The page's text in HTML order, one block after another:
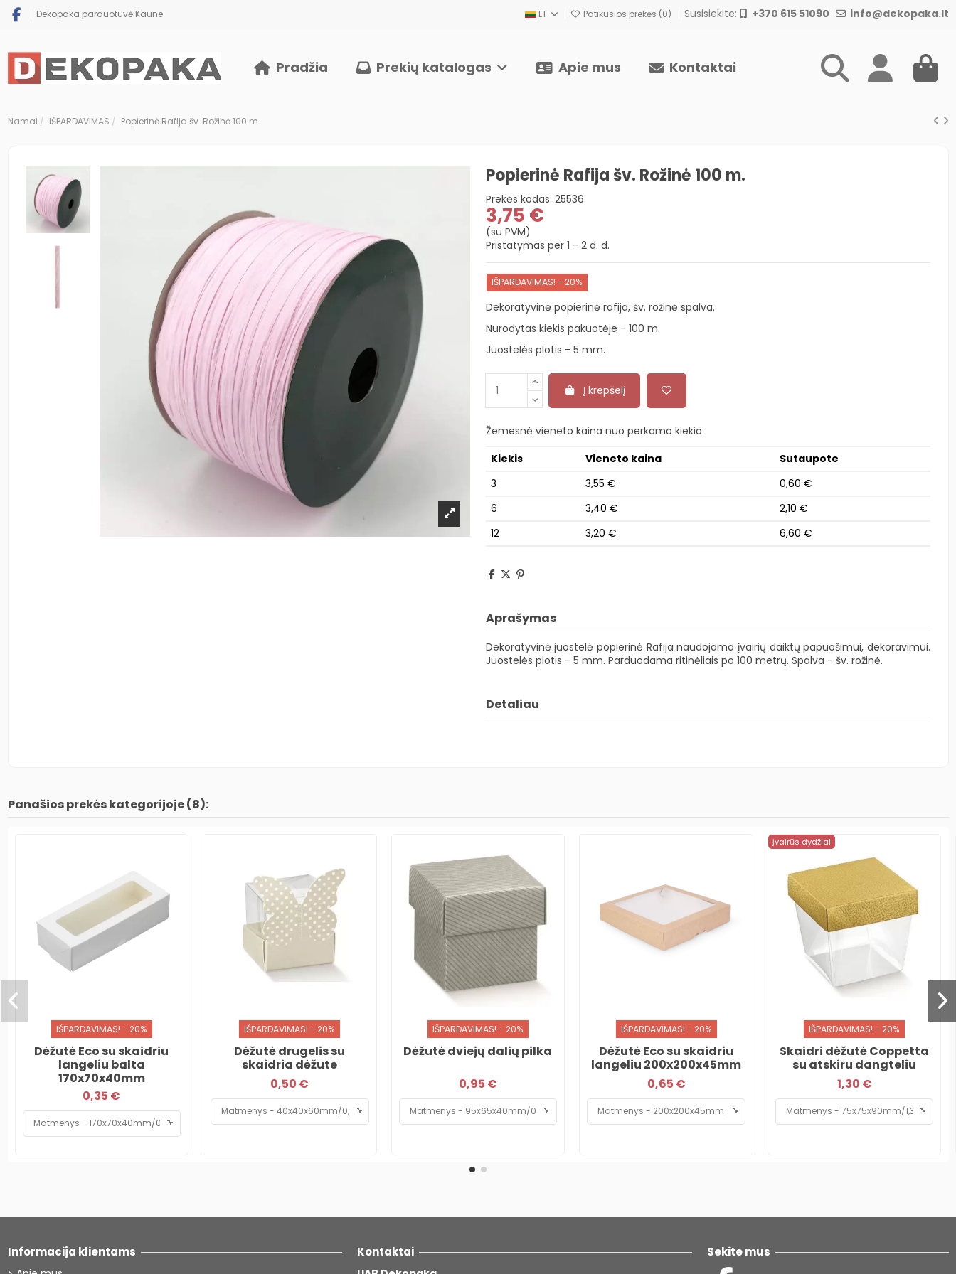
Dekopaka parduotuvė Kaune LT Patikusios prekės (0) Susisiekite: +370 615 51090 info@dekopaka.lt
Pradžia Prekių katalogas Apie mus Kontaktai
Namai IŠPARDAVIMAS Popierinė Rafija šv. Rožinė 100 m.
Popierinė Rafija šv. Rožinė 100 m.
Prekės kodas: 25536
3,75 €
(su PVM)
Pristatymas per 1 - 2 d. d.
IŠPARDAVIMAS! - 20%
Dekoratyvinė popierinė rafija, šv. rožinė spalva.
Nurodytas kiekis pakuotėje - 100 m.
Juostelės plotis - 5 mm.
Į krepšelį
Žemesnė vieneto kaina nuo perkamo kiekio:
Kiekis
Vieneto kaina
Sutaupote
3
3,55 €
0,60 €
6
3,40 €
2,10 €
12
3,20 € 6,60 €
Aprašymas
Dekoratyvinė juostelė popierinė Rafija naudojama įvairių daiktų papuošimui, dekoravimui.
Juostelės plotis - 5 mm. Parduodama ritinėliais po 100 metrų. Spalva - šv. rožinė.
Detaliau
Panašios prekės kategorijoje (8):
IŠPARDAVIMAS! - 20%
Dėžutė Eco su skaidriu
langeliu balta
170x70x40mm
0,35 €
IŠPARDAVIMAS! - 20%
Dėžutė drugelis su
skaidria dėžute
0,50 €
IŠPARDAVIMAS! - 20%
Dėžutė dviejų dalių pilka
0,95 €
IŠPARDAVIMAS! - 20%
Dėžutė Eco su skaidriu
langeliu 200x200x45mm
0,65 €
Įvairūs dydžiai
IŠPARDAVIMAS! - 20%
Skaidri dėžutė Coppetta
su atskiru dangteliu
1,30 €
Informacija klientams Kontaktai Sekite mus